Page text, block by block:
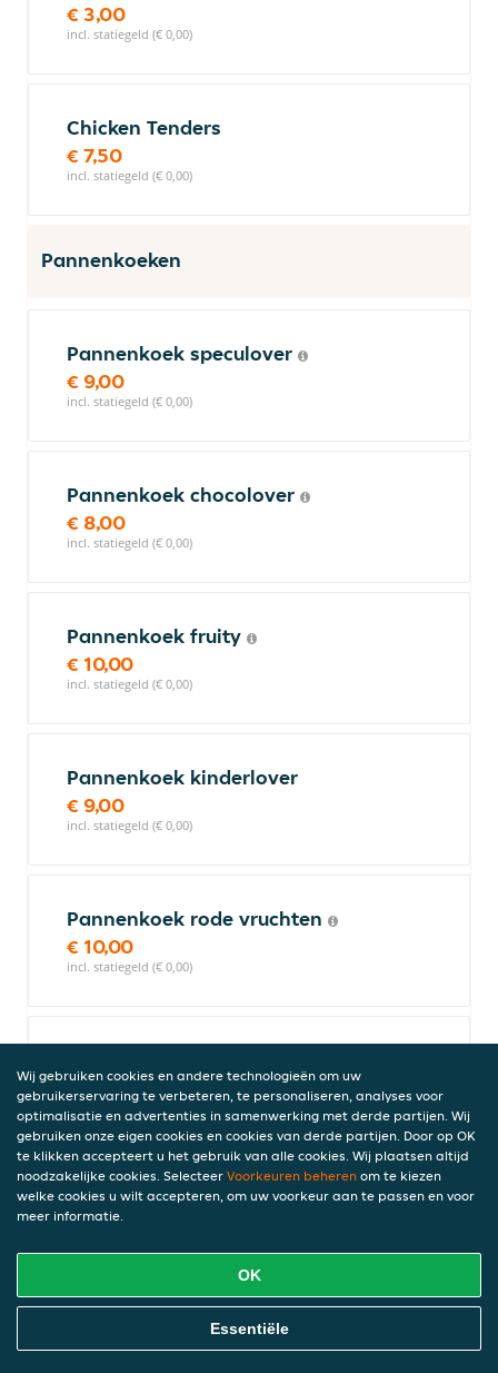
€ 3,00
incl. statiegeld (€ 0,00)
Chicken Tenders
€ 7,50
incl. statiegeld (€ 0,00)
Pannenkoeken
Pannenkoek speculover
€ 9,00
incl. statiegeld (€ 0,00)
Pannenkoek chocolover
€ 8,00
incl. statiegeld (€ 0,00)
Pannenkoek fruity
€ 10,00
incl. statiegeld (€ 0,00)
Pannenkoek kinderlover
€ 9,00
incl. statiegeld (€ 0,00)
Pannenkoek rode vruchten
€ 10,00
incl. statiegeld (€ 0,00)
€ 8,00
incl. statiegeld (€ 0,00)
Bubble waffles
Bubble waffle kinderlover
€ 9,00
Online Eten Bestellen
Wij gebruiken cookies en andere technologieën om uw
gebruikerservaring te verbeteren, te personaliseren, analyses voor
optimalisatie en advertenties in samenwerking met derde partijen. Wij
gebruiken onze eigen cookies en cookies van derde partijen. Door op OK
te klikken accepteert u het gebruik van alle cookies. Wij plaatsen altijd
noodzakelijke cookies. Selecteer Voorkeuren beheren om te kiezen
welke cookies u wilt accepteren, om uw voorkeur aan te passen en voor
meer informatie.
OK
Essentiële